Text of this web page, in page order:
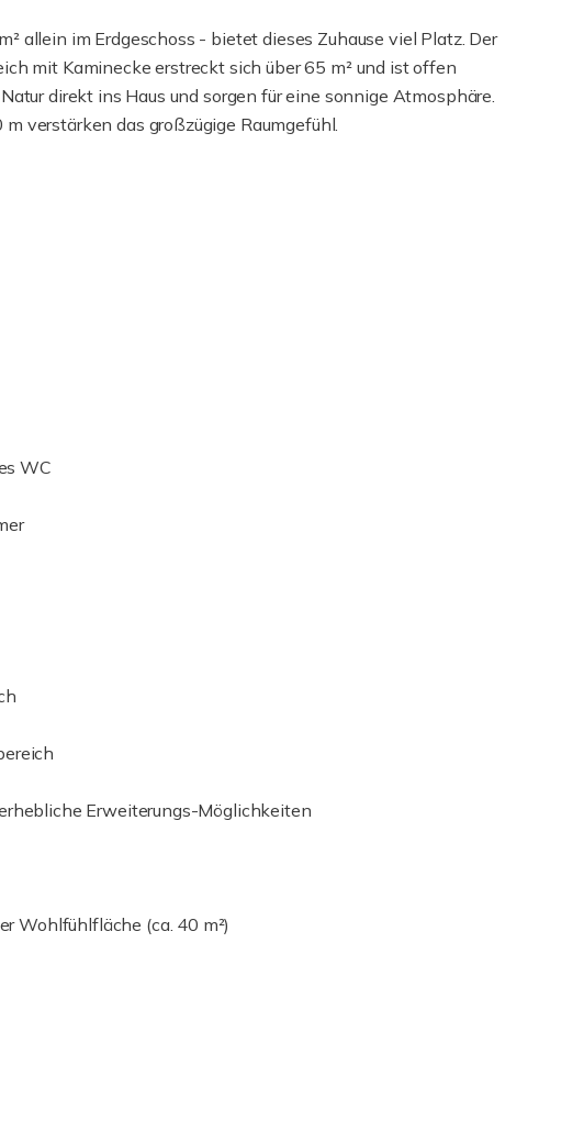
allein im Erdgeschoss - bietet dieses Zuhause viel Platz. Der
mit Kaminecke erstreckt sich über 65 m² und ist offen
direkt ins Haus und sorgen für eine sonnige Atmosphäre.
verstärken das großzügige Raumgefühl.
WC
Erweiterungs-Möglichkeiten
Wohlfühlfläche (ca. 40 m²)